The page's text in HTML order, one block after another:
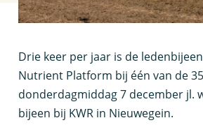
Drie keer per jaar is de
Nutrient Platform bij één van de
donderdagmiddag 7 december jl.
bijeen bij KWR in Nieuwegein.